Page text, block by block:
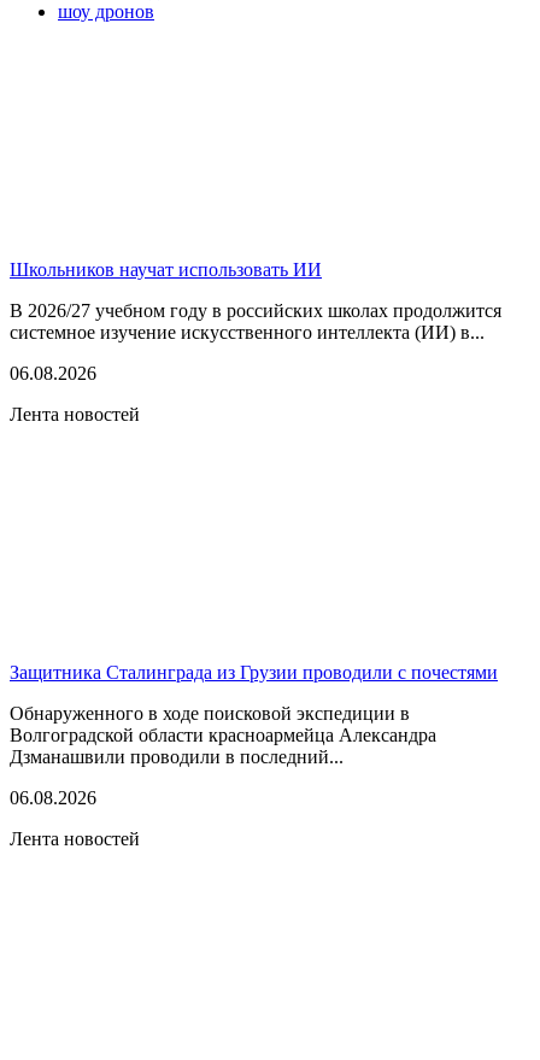
шоу дронов
Школьников научат использовать ИИ
В 2026/27 учебном году в российских школах продолжится
системное изучение искусственного интеллекта (ИИ) в...
06.08.2026
Лента новостей
Защитника Сталинграда из Грузии проводили с почестями
Обнаруженного в ходе поисковой экспедиции в
Волгоградской области красноармейца Александра
Дзманашвили проводили в последний...
06.08.2026
Лента новостей